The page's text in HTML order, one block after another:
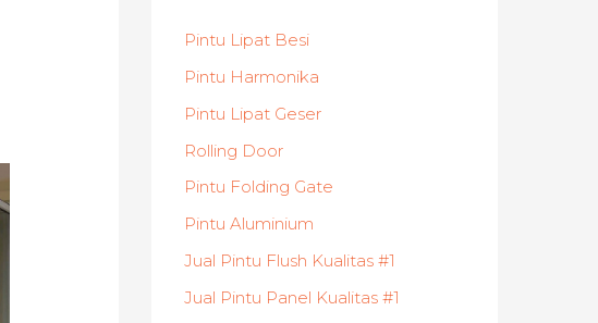
Pintu Lipat Besi
Pintu Harmonika
Pintu Lipat Geser
Rolling Door
Pintu Folding Gate
Pintu Aluminium
Jual Pintu Flush Kualitas #1
Jual Pintu Panel Kualitas #1